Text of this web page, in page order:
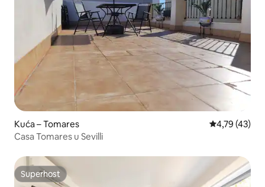
Kuća – Tomares Prosječna
4,79 (43)
Casa Tomares u Sevilli
Superhost
Superhost